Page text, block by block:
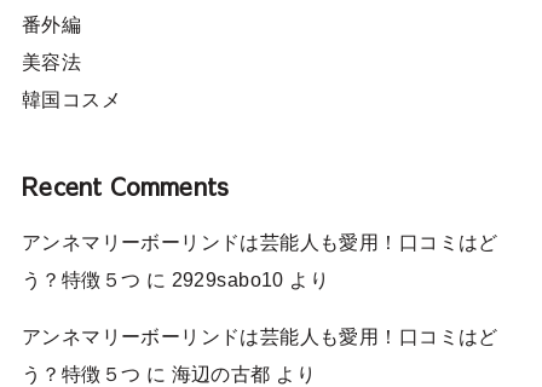
番外編
美容法
韓国コスメ
Recent Comments
アンネマリーボーリンドは芸能人も愛用！口コミはど
う？特徴５つ に 2929sabo10 より
アンネマリーボーリンドは芸能人も愛用！口コミはど
う？特徴５つ に 海辺の古都 より